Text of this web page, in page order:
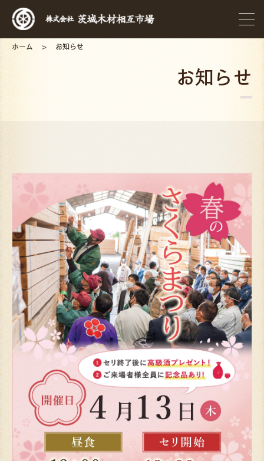
ホーム お知らせ
お知らせ